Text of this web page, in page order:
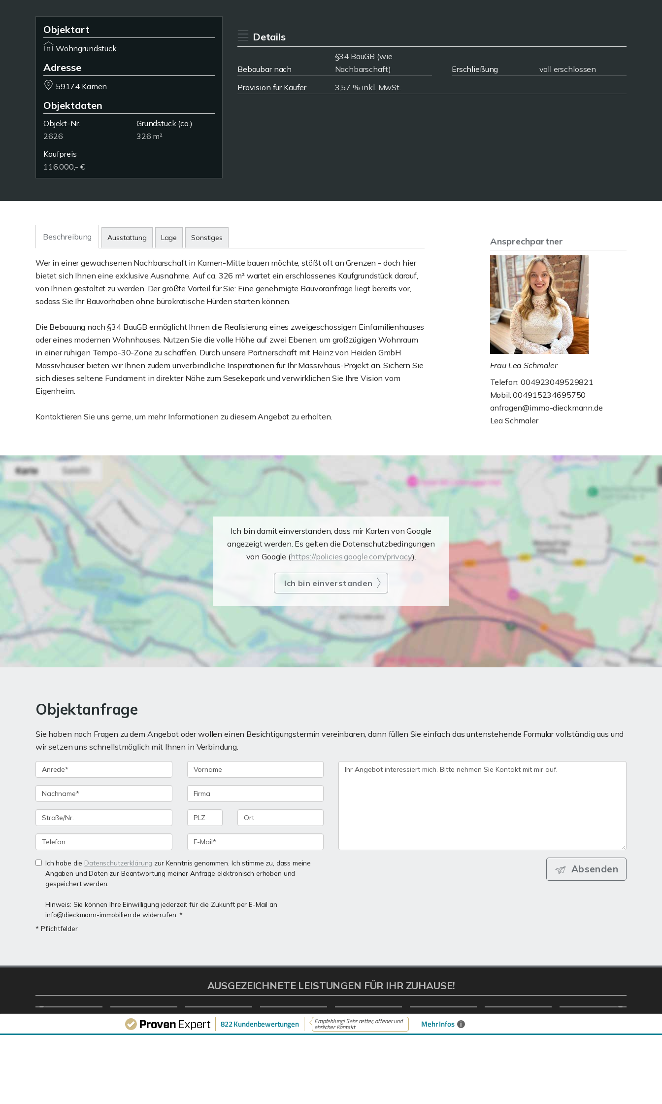
822 Kundenbewertungen Empfehlung! Sehr netter, offener und
ehrlicher Kontakt Mehr Infos i
Objektart
Wohngrundstück
Adresse
59174 Kamen
Objektdaten
Objekt-Nr.
2626
Grundstück(ca.)
326 m²
Kaufpreis
116.000,- €
Details
Bebaubar nach
§34 BauGB (wie
Nachbarschaft)
Erschließung
voll erschlossen
Provision für Käufer
3,57 % inkl. MwSt.
Beschreibung Ausstattung Lage Sonstiges
Wer in einer gewachsenen Nachbarschaft in Kamen-Mitte bauen möchte, stößt oft an Grenzen - doch hier
bietet sich Ihnen eine exklusive Ausnahme. Auf ca. 326 m² wartet ein erschlossenes Kaufgrundstück darauf,
von Ihnen gestaltet zu werden. Der größte Vorteil für Sie: Eine genehmigte Bauvoranfrage liegt bereits vor,
sodass Sie Ihr Bauvorhaben ohne bürokratische Hürden starten können.
Die Bebauung nach §34 BauGB ermöglicht Ihnen die Realisierung eines zweigeschossigen Einfamilienhauses
oder eines modernen Wohnhauses. Nutzen Sie die volle Höhe auf zwei Ebenen, um großzügigen Wohnraum
in einer ruhigen Tempo-30-Zone zu schaffen. Durch unsere Partnerschaft mit Heinz von Heiden GmbH
Massivhäuser bieten wir Ihnen zudem unverbindliche Inspirationen für Ihr Massivhaus-Projekt an. Sichern Sie
sich dieses seltene Fundament in direkter Nähe zum Sesekepark und verwirklichen Sie Ihre Vision vom
Eigenheim.
Kontaktieren Sie uns gerne, um mehr Informationen zu diesem Angebot zu erhalten.
Ansprechpartner
Frau Lea Schmaler
Telefon: 004923049529821
Mobil: 004915234695750
anfragen@immo-dieckmann.de
Lea Schmaler
Ich bin damit einverstanden, dass mir Karten von Google
angezeigt werden. Es gelten die Datenschutzbedingungen
von Google (https://policies.google.com/privacy).
Ich bin einverstanden
Objektanfrage
Sie haben noch Fragen zu dem Angebot oder wollen einen Besichtigungstermin vereinbaren, dann füllen Sie einfach das untenstehende Formular vollständig aus und
wir setzen uns schnellstmöglich mit Ihnen in Verbindung.
Ich habe die Datenschutzerklärung zur Kenntnis genommen. Ich stimme zu, dass meine
Angaben und Daten zur Beantwortung meiner Anfrage elektronisch erhoben und
gespeichert werden.
Hinweis: Sie können Ihre Einwilligung jederzeit für die Zukunft per E-Mail an
info@dieckmann-immobilien.de widerrufen. *
* Pflichtfelder
Absenden
AUSGEZEICHNETE LEISTUNGEN FÜR IHR ZUHAUSE!
VERWALTUNG PROFIL INHALT IMMOBILIENANGEBOTE